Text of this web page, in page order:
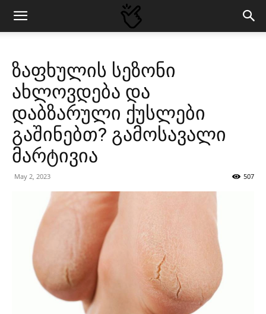
ზაფხულის სეზონი
ახლოვდება და
დაბზარული ქუსლები
გაშინებთ? გამოსავალი
მარტივია
May 2, 2023 507